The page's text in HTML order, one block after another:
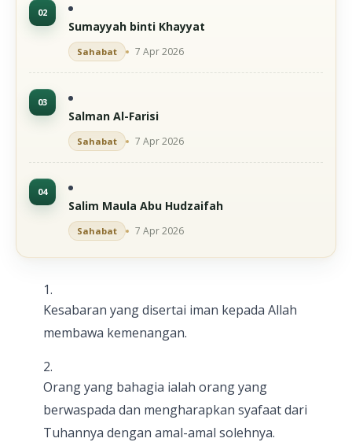
Sumayyah binti Khayyat
Sahabat 7 Apr 2026
Salman Al-Farisi
Sahabat 7 Apr 2026
Salim Maula Abu Hudzaifah
Sahabat 7 Apr 2026
Kesabaran yang disertai iman kepada Allah
membawa kemenangan.
Orang yang bahagia ialah orang yang
berwaspada dan mengharapkan syafaat dari
Tuhannya dengan amal-amal solehnya.